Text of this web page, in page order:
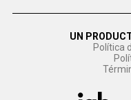
UN
Política